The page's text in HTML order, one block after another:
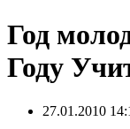
Год
Году
27.01.2010